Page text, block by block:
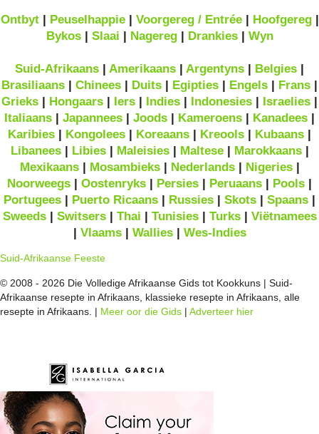
Ontbyt| Peuselhappie| Voorgereg / Entrée| Hoofgereg|
Bykos| Slaai | Nagereg| Drankies| Wyn
Suid-Afrikaans | Amerikaans | Argentyns | Belgies |
Brasiliaans | Chinees | Duits | Egipties | Engels | Frans |
Grieks | Hongaars | Iers | Indies | Indonesies | Israelies |
Italiaans | Japannees | Joods | Kameroens | Kanadees |
Karibies | Kongolees | Koreaans | Kreools | Kubaans |
Libanees| Libies| Maleisies| Maltese| Marokkaans|
Mexikaans| Mosambieks| Nederlands| Nigeries|
Noorweegs | Oostenryks | Persies | Peruaans | Pools |
Portugees | Puerto Ricaans | Russies | Skots | Spaans |
Sweeds| Switsers| Thai | Tunisies| Turks| Viëtnamees
| Vlaams| Wallies| Wes-Indies
Suid-Afrikaanse Feeste
© 2008 - 2026 Die Volledige Afrikaanse Gids tot Kookkuns | Suid-
Afrikaanse resepte in Afrikaans, klassieke resepte in Afrikaans, alle
resepte in Afrikaans. | Meer oor die Gids | Adverteer hier